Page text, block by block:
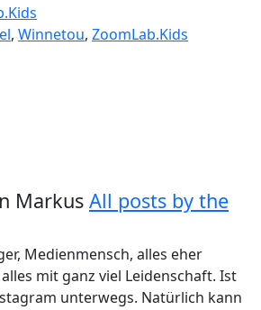
, Winnetou, ZoomLab.Kids
Markus All posts by the
Medienmensch, alles eher
mit ganz viel Leidenschaft. Ist
unterwegs. Natürlich kann